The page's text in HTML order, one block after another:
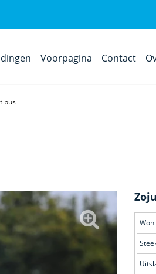
Voorpagina Contact
bus